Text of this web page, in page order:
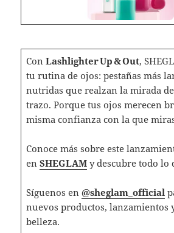
Con Lashlighter Up & Out,
tu rutina de ojos: pestañas más
nutridas que realzan la mirada
trazo. Porque tus ojos merecen
misma confianza con la que
Conoce más sobre este
en SHEGLAMy descubre todo lo
Síguenos en @sheglam_official
nuevos productos, lanzamientos
belleza.